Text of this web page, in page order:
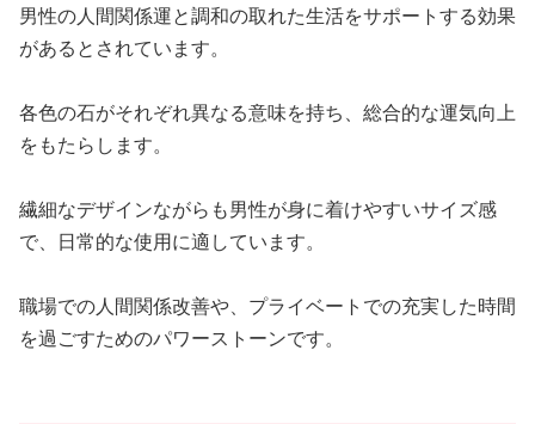
男性の人間関係運と調和の取れた生活をサポートする効果
があるとされています。
各色の石がそれぞれ異なる意味を持ち、総合的な運気向上
をもたらします。
繊細なデザインながらも男性が身に着けやすいサイズ感
で、日常的な使用に適しています。
職場での人間関係改善や、プライベートでの充実した時間
を過ごすためのパワーストーンです。